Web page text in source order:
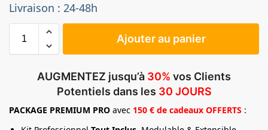
Livraison : 24-48h
Ajouter au panier
AUGMENTEZ jusqu’à 30% vos Clients
Potentiels dans les 30 JOURS
PACKAGE PREMIUM PRO avec 150 € de cadeaux OFFERTS :